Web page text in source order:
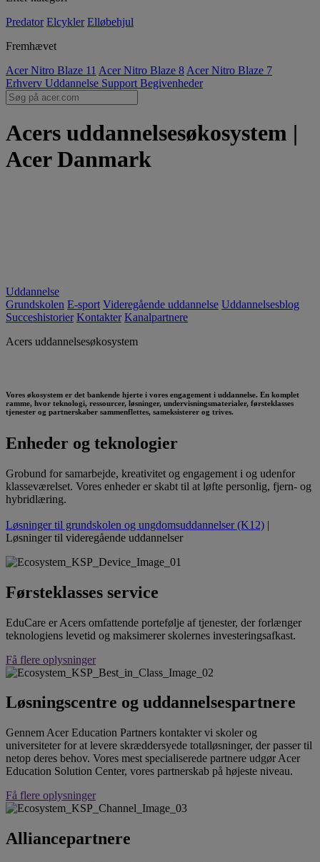
Predator Elcykler Elløbehjul
Fremhævet
Acer Nitro Blaze 11 Acer Nitro Blaze 8 Acer Nitro Blaze 7
Erhverv Uddannelse Support Begivenheder
Acers uddannelsesøkosystem |
Acer Danmark
Uddannelse
Grundskolen E-sport Videregående uddannelse Uddannelsesblog
Succeshistorier Kontakter Kanalpartnere
Acers uddannelsesøkosystem
Vores økosystem er det bankende hjerte i vores engagement i uddannelse. En komplet
ramme, hvor teknologi, ressourcer, løsninger, undervisningsmaterialer, førsteklasses
tjenester og partnerskaber sammenflettes, sameksisterer og trives.
Enheder og teknologier
Grobund for samarbejde, kreativitet og engagement i og udenfor
klasseværelset. Vores enheder er skabt til at løfte personlig, fjern- og
hybridlæring.
Løsninger til grundskolen og ungdomsuddannelser (K12) |
Løsninger til videregående uddannelser
Førsteklasses service
EduCare er Acers omfattende portefølje af tjenester, der forlænger
teknologiens levetid og maksimerer skolernes investeringsafkast.
Få flere oplysninger
Løsningscentre og uddannelsespartnere
Gennem Acer Education Partners kontakter vi skoler og
universiteter for at levere skræddersyede totalløsninger, der passer til
netop deres behov. Vores mest specialiserede partnere udgør Acer
Education Solution Center, vores partnerskab på højeste niveau.
Få flere oplysninger
Alliancepartnere